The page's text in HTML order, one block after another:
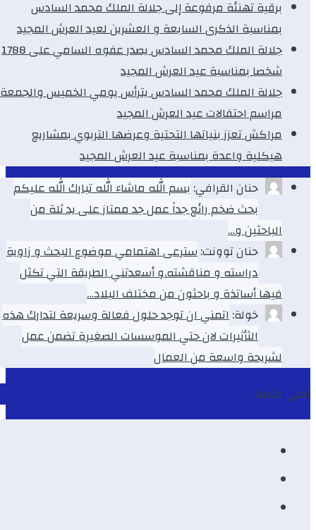
برقية تهنئة مرفوعة إلى جلالة الملك محمد السادس
بمناسبة الذكرى السابعة و العشرين لعيد العرش المجيد
جلالة الملك محمد السادس يصدر عفوه السامي على 1788
شخصا بمناسبة عيد العرش المجيد
جلالة الملك محمد السادس يترأس يومي الخميس والجمعة
مراسم احتفالات عيد العرش المجيد
مراكش تعزز بنياتها التحتية وعرضها التربوي بمشاريع
هيكلية واعدة بمناسبة عيد العرش المجيد
حنان القرافي: بسم الله ماشاء الله تبارك الله عليكم
بحث ضخم رائع جداً عمل جد ممتاز على يد ثلة من
الباحثين و…
حنان توونت:سترعى اهتمامي موضوع البحث و زاوية
دراسته و مناقشته.و أسعدتني الطريقة التي تكثل
فيها أساتذة و باحثون من مختلف البلاد…
خولة:اتمني ان توجد حلول فعالة وسريعة لتدارك هذه
الثأثيرات لان حتي الموسسات الصغيرة تضمن عمل
لشريحة واسعة من العمال
ابقى متصلا